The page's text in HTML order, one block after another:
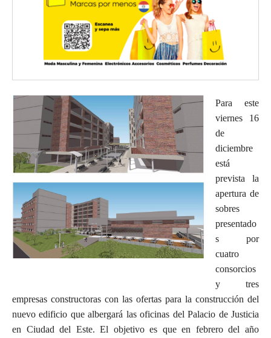
Para este
viernes 16
de
diciembre
está
prevista la
apertura de
sobres
presentado
s por
cuatro
consorcios
y tres
empresas constructoras con las ofertas para la construcción del
nuevo edificio que albergará las oficinas del Palacio de Justicia
en Ciudad del Este. El objetivo es que en febrero del año